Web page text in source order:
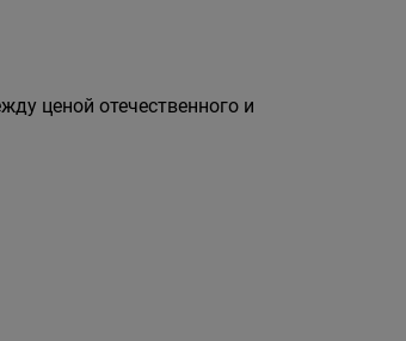
ценой отечественного и